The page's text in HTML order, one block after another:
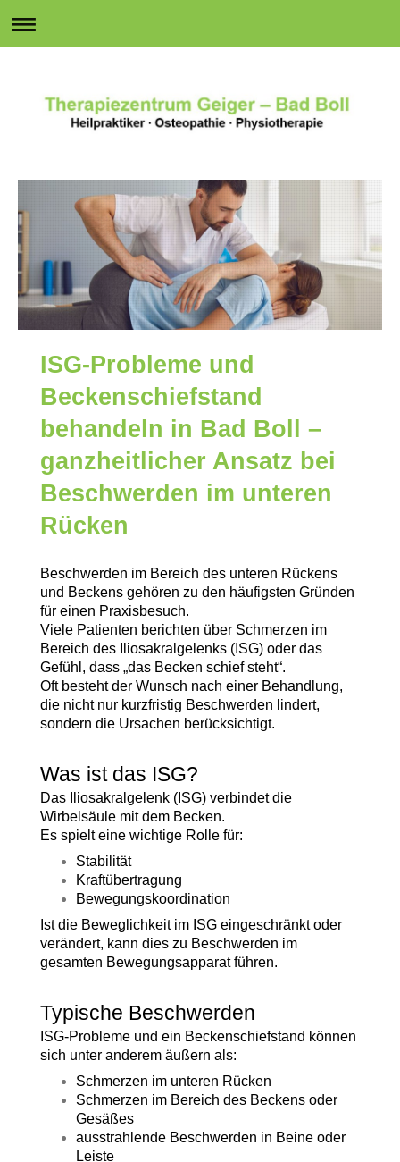
ISG-Probleme und
Beckenschiefstand
behandeln in Bad Boll –
ganzheitlicher Ansatz bei
Beschwerden im unteren
Rücken
Beschwerden im Bereich des unteren Rückens
und Beckens gehören zu den häufigsten Gründen
für einen Praxisbesuch.
Viele Patienten berichten über Schmerzen im
Bereich des Iliosakralgelenks (ISG) oder das
Gefühl, dass „das Becken schief steht“.
Oft besteht der Wunsch nach einer Behandlung,
die nicht nur kurzfristig Beschwerden lindert,
sondern die Ursachen berücksichtigt.
Was ist das ISG?
Das Iliosakralgelenk (ISG) verbindet die
Wirbelsäule mit dem Becken.
Es spielt eine wichtige Rolle für:
Stabilität
Kraftübertragung
Bewegungskoordination
Ist die Beweglichkeit im ISG eingeschränkt oder
verändert, kann dies zu Beschwerden im
gesamten Bewegungsapparat führen.
Typische Beschwerden
ISG-Probleme und ein Beckenschiefstand können
sich unter anderem äußern als:
Schmerzen im unteren Rücken
Schmerzen im Bereich des Beckens oder
Gesäßes
ausstrahlende Beschwerden in Beine oder
Leiste